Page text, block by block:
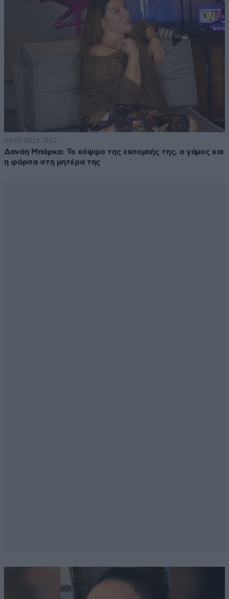
06·05·2026 13:53
Δανάη Μπάρκα: Το κόψιμο της εκπομπής της, ο γάμος και
η φάρσα στη μητέρα της